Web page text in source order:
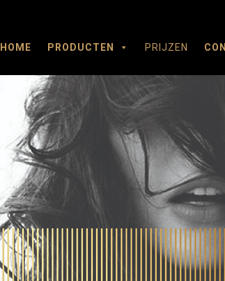
HOME PRODUCTEN PRIJZEN